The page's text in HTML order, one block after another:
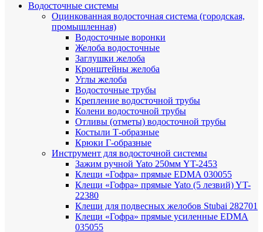
Водосточные системы
Оцинкованная водосточная система (городская,
промышленная)
Водосточные воронки
Желоба водосточные
Заглушки желоба
Кронштейны желоба
Углы желоба
Водосточные трубы
Крепление водосточной трубы
Колени водосточной трубы
Отливы (отметы) водосточной трубы
Костыли Т-образные
Крюки Г-образные
Инструмент для водосточной системы
Зажим ручной Yato 250мм YT-2453
Клещи «Гофра» прямые EDMA 030055
Клещи «Гофра» прямые Yato (5 лезвий) YT-
22380
Клещи для подвесных желобов Stubai 282701
Клещи «Гофра» прямые усиленные EDMA
035055